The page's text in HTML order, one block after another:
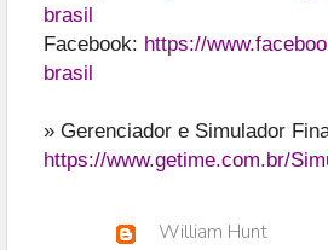
brasil
Facebook: https://
brasil
» Gerenciador e Simulador
https://www.getime.com.br/
William Hunt